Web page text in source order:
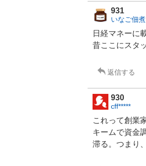
931
いなご佃煮
日経マネーに
昔ここにスタ
返信する
930
cff*****
これって創業
キームで資金
滞る。つまり